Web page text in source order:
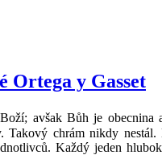
Ortega y Gasset
avšak Bůh je
Takový chrám nikdy
Každý jeden